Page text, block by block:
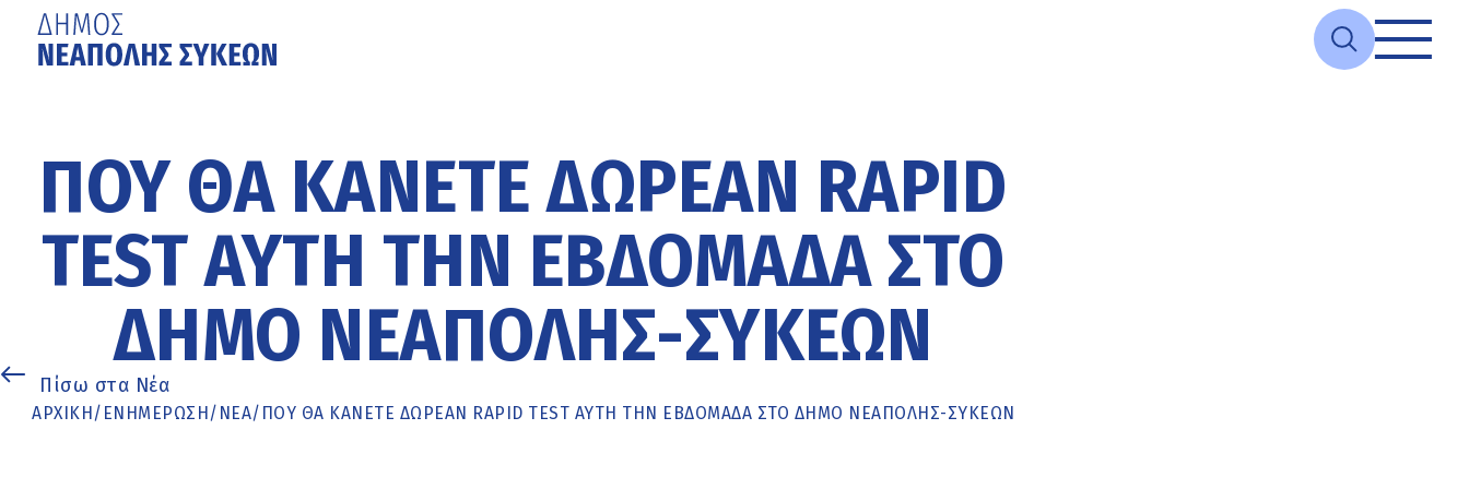
περιεχόμενο
ΠΟΎ ΘΑ ΚΆΝΕΤΕ ΔΩΡΕΆΝ RAPID
TEST ΑΥΤΉ ΤΗΝ ΕΒΔΟΜΆΔΑ ΣΤΟ
ΔΉΜΟ ΝΕΆΠΟΛΗΣ-ΣΥΚΕΏΝ
Πίσω στα Νέα
ΑΡΧΙΚΉ/ ΕΝΗΜΈΡΩΣΗ/ ΝΕΑ/ ΠΟΎ ΘΑ ΚΆΝΕΤΕ ΔΩΡΕΆΝ RAPID TEST ΑΥΤΉ ΤΗΝ ΕΒΔΟΜΆΔΑ ΣΤΟ ΔΉΜΟ ΝΕΆΠΟΛΗΣ-ΣΥΚΕΏΝ